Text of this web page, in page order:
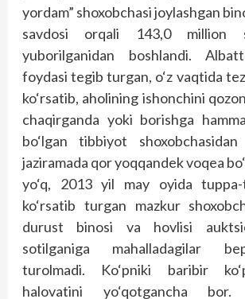
yordam” shoxobchasi joylashgan
savdosi orqali 143,0 million
yuborilganidan boshlandi.
foydasi tegib turgan, o‘z vaqtida
ko‘rsatib, aholining ishonchini
chaqirganda yoki borishga
bo‘lgan tibbiyot
jaziramada qor yoqqandek voqea
yo‘q, 2013 yil may oyida
ko‘rsatib turgan mazkur
durust binosi va hovlisi
sotilganiga mahalladagilar
turolmadi. Ko‘pniki baribir
halovatini yo‘qotgancha